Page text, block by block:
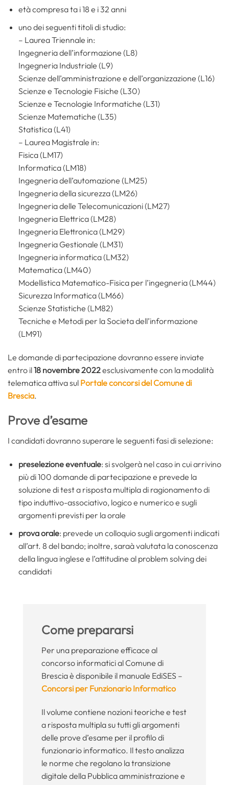
età compresa ta i 18 e i 32 anni
uno dei seguenti titoli di studio:
– Laurea Triennale in:
Ingegneria dell’informazione (L8)
Ingegneria Industriale (L9)
Scienze dell’amministrazione e dell’organizzazione (L16)
Scienze e Tecnologie Fisiche (L30)
Scienze e Tecnologie Informatiche (L31)
Scienze Matematiche (L35)
Statistica (L41)
– Laurea Magistrale in:
Fisica (LM17)
Informatica (LM18)
Ingegneria dell’automazione (LM25)
Ingegneria della sicurezza (LM26)
Ingegneria delle Telecomunicazioni (LM27)
Ingegneria Elettrica (LM28)
Ingegneria Elettronica (LM29)
Ingegneria Gestionale (LM31)
Ingegneria informatica (LM32)
Matematica (LM40)
Modellistica Matematico-Fisica per l’ingegneria (LM44)
Sicurezza Informatica (LM66)
Scienze Statistiche (LM82)
Tecniche e Metodi per la Societa dell’informazione
(LM91)
Le domande di partecipazione dovranno essere inviate
entro il18 novembre 2022esclusivamente con la modalità
telematica attiva sul Portale concorsi del Comune di
Brescia.
Prove d’esame
I candidati dovranno superare le seguenti fasi di selezione:
preselezione eventuale: si svolgerà nel caso in cui arrivino
più di 100 domande di partecipazione e prevede la
soluzione di test a risposta multipla di ragionamento di
tipo induttivo-associativo, logico e numerico e sugli
argomenti previsti per la orale
prova orale: prevede un colloquio sugli argomenti indicati
all’art. 8 del bando; inoltre, saraà valutata la conoscenza
della lingua inglese e l’attitudine al problem solving dei
candidati
Come prepararsi
Per una preparazione efficace al
concorso informatici al Comune di
Brescia è disponibile il manuale EdiSES –
Concorsi per Funzionario Informatico
Il volume contiene nozioni teoriche e test
a risposta multipla su tutti gli argomenti
delle prove d’esame per il profilo di
funzionario informatico. Il testo analizza
le norme che regolano la transizione
digitale della Pubblica amministrazione e